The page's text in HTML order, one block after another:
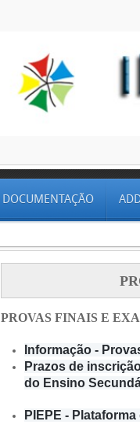
DOCUMENTAÇÃO
PROVAS FINAIS E
Informação -
Prazos de
do Ensino
PIEPE -